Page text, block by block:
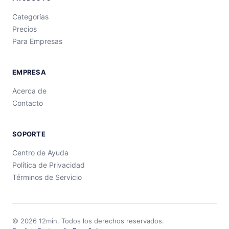
Categorías
Precios
Para Empresas
EMPRESA
Acerca de
Contacto
SOPORTE
Centro de Ayuda
Política de Privacidad
Términos de Servicio
© 2026 12min. Todos los derechos reservados.